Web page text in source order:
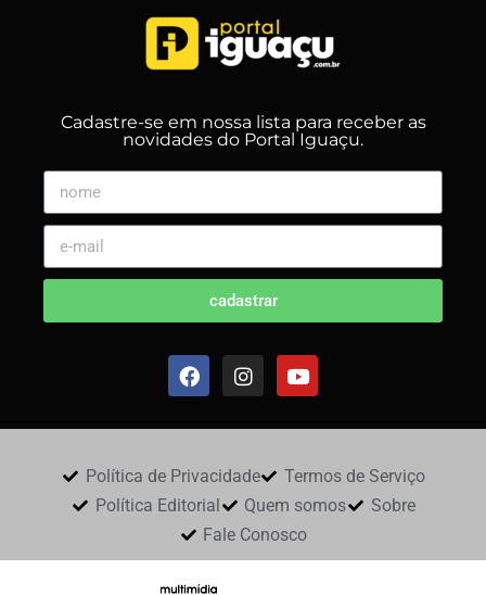
Cadastre-se em nossa lista para receber as
novidades do Portal Iguaçu.
cadastrar
Política de Privacidade
Termos de Serviço
Política Editorial
Quem somos
Sobre
Fale Conosco